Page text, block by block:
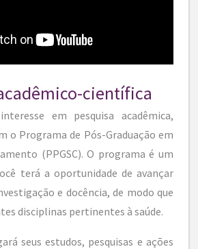
científica
em pesquisa acadêmica,
o Programa de Pós-Graduação em
(PPGSC). O programa é um
terá a oportunidade de avançar
e docência, de modo que
disciplinas pertinentes à saúde.
seus estudos, pesquisas e ações